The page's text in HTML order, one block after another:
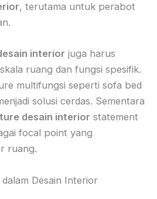
, terutama untuk perabot
interior juga harus
ruang dan fungsi spesifik.
multifungsi seperti sofa bed
solusi cerdas. Sementara
desain interior statement
focal point yang
ruang.
Desain Interior